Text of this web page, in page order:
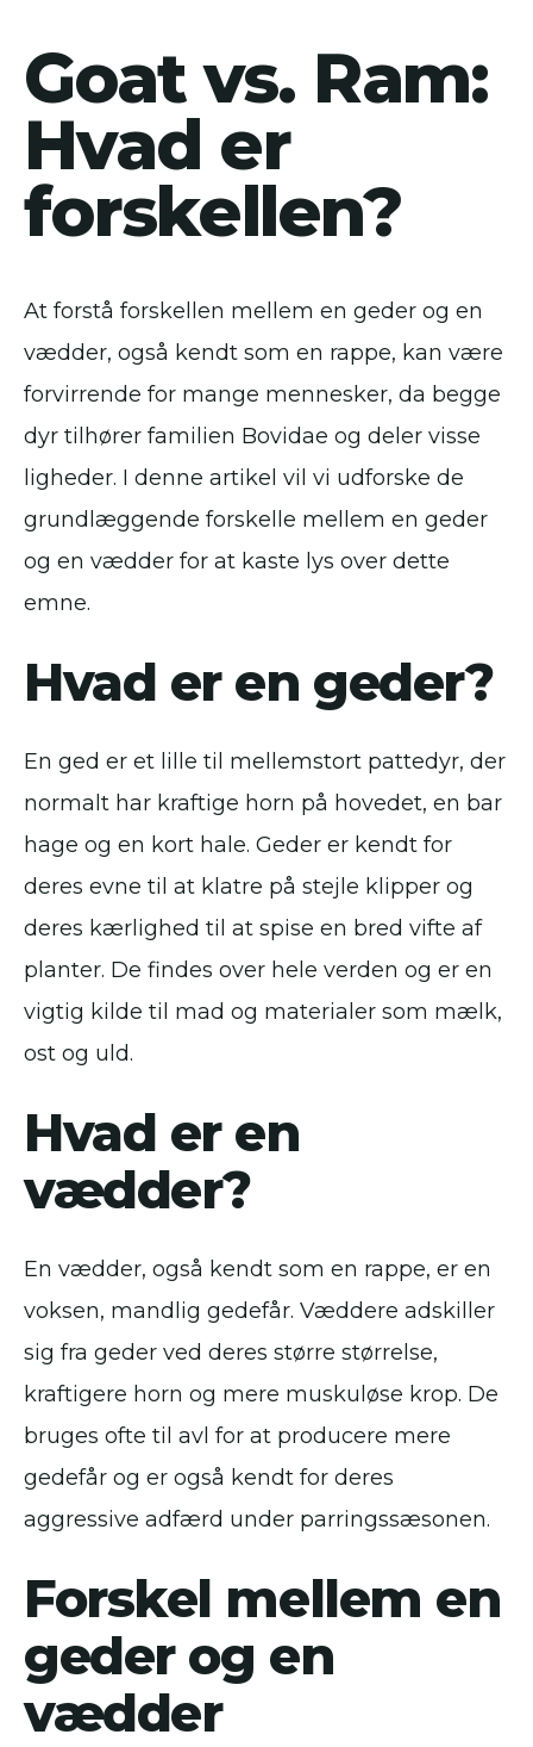
Goat vs. Ram:
Hvad er
forskellen?
At forstå forskellen mellem en geder og en
vædder, også kendt som en rappe, kan være
forvirrende for mange mennesker, da begge
dyr tilhører familien Bovidae og deler visse
ligheder. I denne artikel vil vi udforske de
grundlæggende forskelle mellem en geder
og en vædder for at kaste lys over dette
emne.
Hvad er en geder?
En ged er et lille til mellemstort pattedyr, der
normalt har kraftige horn på hovedet, en bar
hage og en kort hale. Geder er kendt for
deres evne til at klatre på stejle klipper og
deres kærlighed til at spise en bred vifte af
planter. De findes over hele verden og er en
vigtig kilde til mad og materialer som mælk,
ost og uld.
Hvad er en
vædder?
En vædder, også kendt som en rappe, er en
voksen, mandlig gedefår. Væddere adskiller
sig fra geder ved deres større størrelse,
kraftigere horn og mere muskuløse krop. De
bruges ofte til avl for at producere mere
gedefår og er også kendt for deres
aggressive adfærd under parringssæsonen.
Forskel mellem en
geder og en
vædder